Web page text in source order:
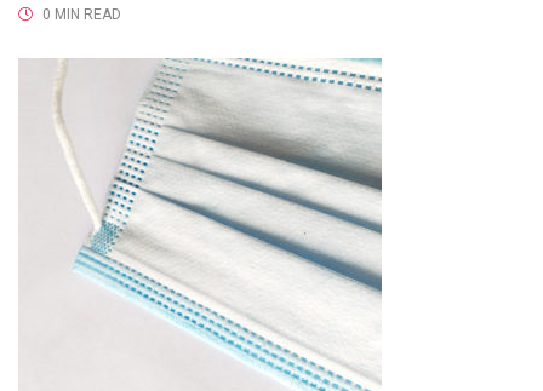
0 MIN READ